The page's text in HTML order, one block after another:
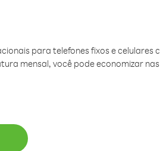
para telefones fixos e celulares
mensal, você pode economizar nas